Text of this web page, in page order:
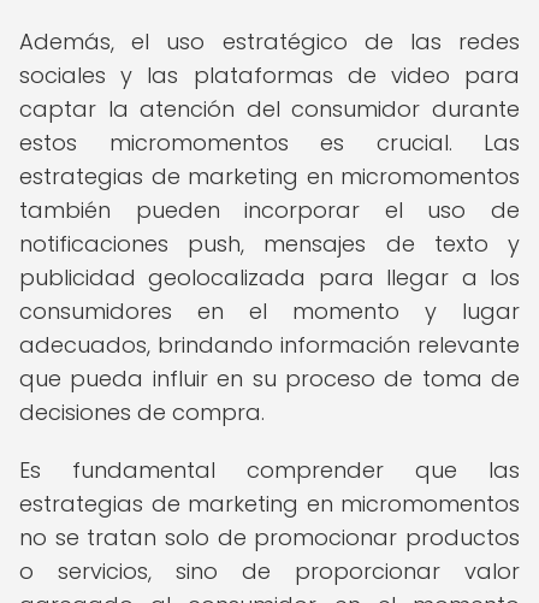
Además, el uso estratégico de las redes
sociales y las plataformas de video para
captar la atención del consumidor durante
estos micromomentos es crucial. Las
estrategias de marketing en micromomentos
también pueden incorporar el uso de
notificaciones push, mensajes de texto y
publicidad geolocalizada para llegar a los
consumidores en el momento y lugar
adecuados, brindando información relevante
que pueda influir en su proceso de toma de
decisiones de compra.
Es fundamental comprender que las
estrategias de marketing en micromomentos
no se tratan solo de promocionar productos
o servicios, sino de proporcionar valor